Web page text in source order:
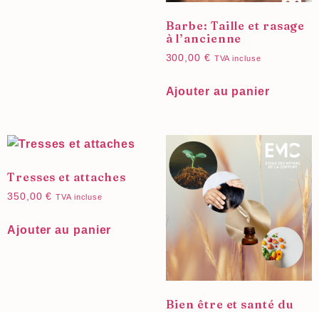
Barbe: Taille et rasage
à l’ancienne
300,00 € TVA incluse
Ajouter au panier
Tresses et attaches
350,00€ TVA incluse
Ajouter au panier
Bien être et santé du